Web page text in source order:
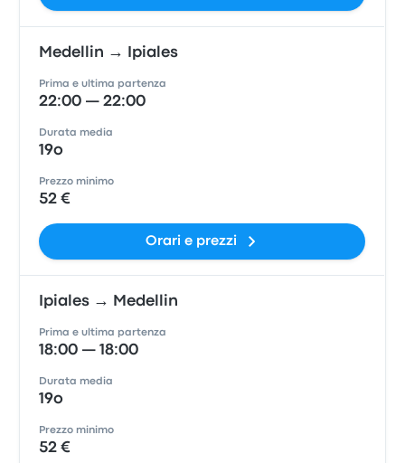
Medellin → Ipiales
Prima e ultima partenza
22:00 — 22:00
Durata media
19o
Prezzo minimo
52 €
Orari e prezzi
Ipiales → Medellin
Prima e ultima partenza
18:00 — 18:00
Durata media
19o
Prezzo minimo
52 €